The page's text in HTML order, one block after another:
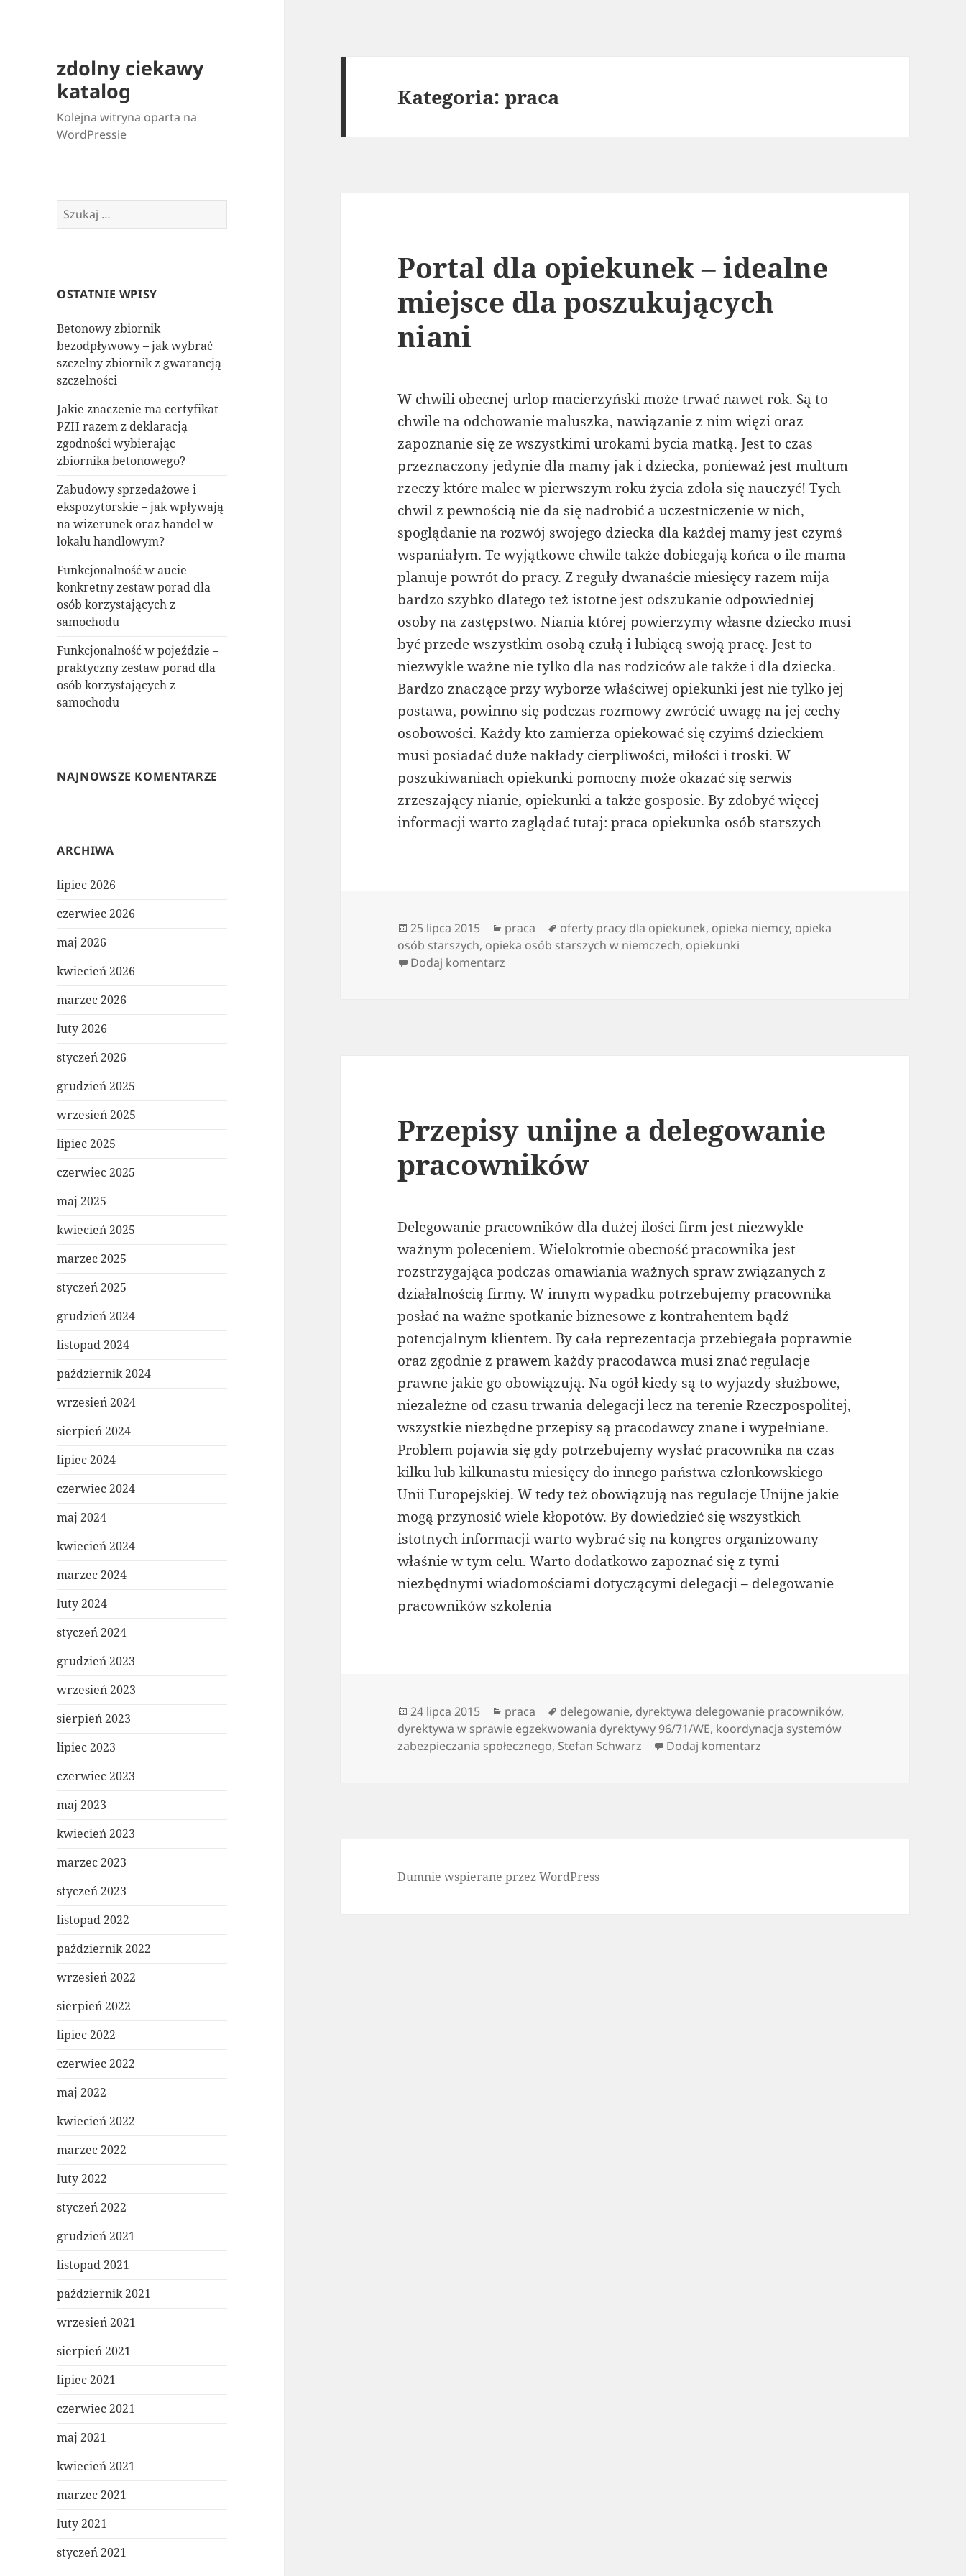
zdolny ciekawy
katalog
Kolejna witryna oparta na
WordPressie
Szukaj:
OSTATNIE WPISY
Betonowy zbiornik
bezodpływowy – jak wybrać
szczelny zbiornik z gwarancją
szczelności
Jakie znaczenie ma certyfikat
PZH razem z deklaracją
zgodności wybierając
zbiornika betonowego?
Zabudowy sprzedażowe i
ekspozytorskie – jak wpływają
na wizerunek oraz handel w
lokalu handlowym?
Funkcjonalność w aucie –
konkretny zestaw porad dla
osób korzystających z
samochodu
Funkcjonalność w pojeździe –
praktyczny zestaw porad dla
osób korzystających z
samochodu
NAJNOWSZE KOMENTARZE
ARCHIWA
lipiec 2026
czerwiec 2026
maj 2026
kwiecień 2026
marzec 2026
luty 2026
styczeń 2026
grudzień 2025
wrzesień 2025
lipiec 2025
czerwiec 2025
maj 2025
kwiecień 2025
marzec 2025
styczeń 2025
grudzień 2024
listopad 2024
październik 2024
wrzesień 2024
sierpień 2024
lipiec 2024
czerwiec 2024
maj 2024
kwiecień 2024
marzec 2024
luty 2024
styczeń 2024
grudzień 2023
wrzesień 2023
sierpień 2023
lipiec 2023
czerwiec 2023
maj 2023
kwiecień 2023
marzec 2023
styczeń 2023
listopad 2022
październik 2022
wrzesień 2022
sierpień 2022
lipiec 2022
czerwiec 2022
maj 2022
kwiecień 2022
marzec 2022
luty 2022
styczeń 2022
grudzień 2021
listopad 2021
październik 2021
wrzesień 2021
sierpień 2021
lipiec 2021
czerwiec 2021
maj 2021
kwiecień 2021
marzec 2021
luty 2021
styczeń 2021
Kategoria:praca
Portal dla opiekunek – idealne
miejsce dla poszukujących
niani
W chwili obecnej urlop macierzyński może trwać nawet rok. Są to
chwile na odchowanie maluszka, nawiązanie z nim więzi oraz
zapoznanie się ze wszystkimi urokami bycia matką. Jest to czas
przeznaczony jedynie dla mamy jak i dziecka, ponieważ jest multum
rzeczy które malec w pierwszym roku życia zdoła się nauczyć! Tych
chwil z pewnością nie da się nadrobić a uczestniczenie w nich,
spoglądanie na rozwój swojego dziecka dla każdej mamy jest czymś
wspaniałym. Te wyjątkowe chwile także dobiegają końca o ile mama
planuje powrót do pracy. Z reguły dwanaście miesięcy razem mija
bardzo szybko dlatego też istotne jest odszukanie odpowiedniej
osoby na zastępstwo. Niania której powierzymy własne dziecko musi
być przede wszystkim osobą czułą i lubiącą swoją pracę. Jest to
niezwykle ważne nie tylko dla nas rodziców ale także i dla dziecka.
Bardzo znaczące przy wyborze właściwej opiekunki jest nie tylko jej
postawa, powinno się podczas rozmowy zwrócić uwagę na jej cechy
osobowości. Każdy kto zamierza opiekować się czyimś dzieckiem
musi posiadać duże nakłady cierpliwości, miłości i troski. W
poszukiwaniach opiekunki pomocny może okazać się serwis
zrzeszający nianie, opiekunki a także gosposie. By zdobyć więcej
informacji warto zaglądać tutaj:praca opiekunka osób starszych
Data
publikacji
25 lipca 2015 Kategorie
praca Tagi
oferty pracy dla opiekunek, opieka niemcy, opieka
osób starszych, opieka osób starszych w niemczech, opiekunki
Dodaj komentarz
Przepisy unijne a delegowanie
pracowników
Delegowanie pracowników dla dużej ilości firm jest niezwykle
ważnym poleceniem. Wielokrotnie obecność pracownika jest
rozstrzygająca podczas omawiania ważnych spraw związanych z
działalnością firmy. W innym wypadku potrzebujemy pracownika
posłać na ważne spotkanie biznesowe z kontrahentem bądź
potencjalnym klientem. By cała reprezentacja przebiegała poprawnie
oraz zgodnie z prawem każdy pracodawca musi znać regulacje
prawne jakie go obowiązują. Na ogół kiedy są to wyjazdy służbowe,
niezależne od czasu trwania delegacji lecz na terenie Rzeczpospolitej,
wszystkie niezbędne przepisy są pracodawcy znane i wypełniane.
Problem pojawia się gdy potrzebujemy wysłać pracownika na czas
kilku lub kilkunastu miesięcy do innego państwa członkowskiego
Unii Europejskiej. W tedy też obowiązują nas regulacje Unijne jakie
mogą przynosić wiele kłopotów. By dowiedzieć się wszystkich
istotnych informacji warto wybrać się na kongres organizowany
właśnie w tym celu. Warto dodatkowo zapoznać się z tymi
niezbędnymi wiadomościami dotyczącymi delegacji – delegowanie
pracowników szkolenia
Data
publikacji
24 lipca 2015 Kategorie
praca Tagi
delegowanie, dyrektywa delegowanie pracowników,
dyrektywa w sprawie egzekwowania dyrektywy 96/71/WE, koordynacja systemów
zabezpieczania społecznego, Stefan Schwarz Dodaj komentarz
Dumnie wspierane przez WordPress